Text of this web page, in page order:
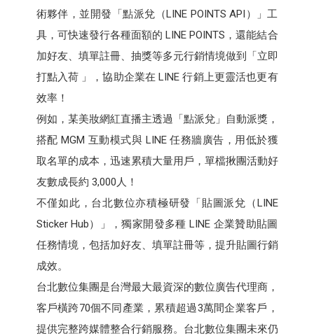
術夥伴，並開發「點派兌（LINE POINTS API）」工
具，可快速發行各種面額的 LINE POINTS，還能結合
加好友、填單註冊、抽獎等多元行銷情境做到「立即
打點入荷 」，協助企業在 LINE 行銷上更靈活也更有
效率！
例如，某美妝網紅直播主透過「點派兌」自動派獎，
搭配 MGM 互動模式與 LINE 任務牆廣告，用低於獲
取名單的成本，迅速累積大量用戶，單檔揪團活動好
友數成長約 3,000人！
不僅如此，台北數位亦積極研發「貼圖派兌（LINE
Sticker Hub）」，獨家開發多種 LINE 企業贊助貼圖
任務情境，包括加好友、填單註冊等，提升貼圖行銷
成效。
台北數位集團是台灣最大最資深的數位廣告代理商，
客戶橫跨70個不同產業，累積超過3萬間企業客戶，
提供完整跨媒體整合行銷服務。台北數位集團未來仍